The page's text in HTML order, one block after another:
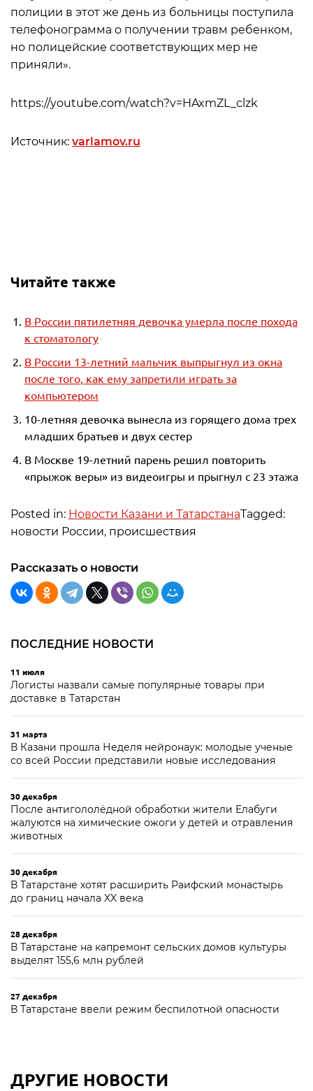
полиции в этот же день из больницы поступила
телефонограмма о получении травм ребенком,
но полицейские соответствующих мер не
приняли».
https://youtube.com/watch?v=HAxmZL_clzk
Источник: varlamov.ru
Читайте также
В России пятилетняя девочка умерла после похода
к стоматологу
В России 13-летний мальчик выпрыгнул из окна
после того, как ему запретили играть за
компьютером
10-летняя девочка вынесла из горящего дома трех
младших братьев и двух сестер
В Москве 19-летний парень решил повторить
«прыжок веры» из видеоигры и прыгнул с 23 этажа
Posted in: Новости Казани и ТатарстанаTagged:
новости России, происшествия
Рассказать о новости
ПОСЛЕДНИЕ НОВОСТИ
11 июля
Логисты назвали самые популярные товары при
доставке в Татарстан
31 марта
В Казани прошла Неделя нейронаук: молодые ученые
со всей России представили новые исследования
30 декабря
После антигололёдной обработки жители Елабуги
жалуются на химические ожоги у детей и отравления
животных
30 декабря
В Татарстане хотят расширить Раифский монастырь
до границ начала XX века
28 декабря
В Татарстане на капремонт сельских домов культуры
выделят 155,6 млн рублей
27 декабря
В Татарстане ввели режим беспилотной опасности
ДРУГИЕ НОВОСТИ